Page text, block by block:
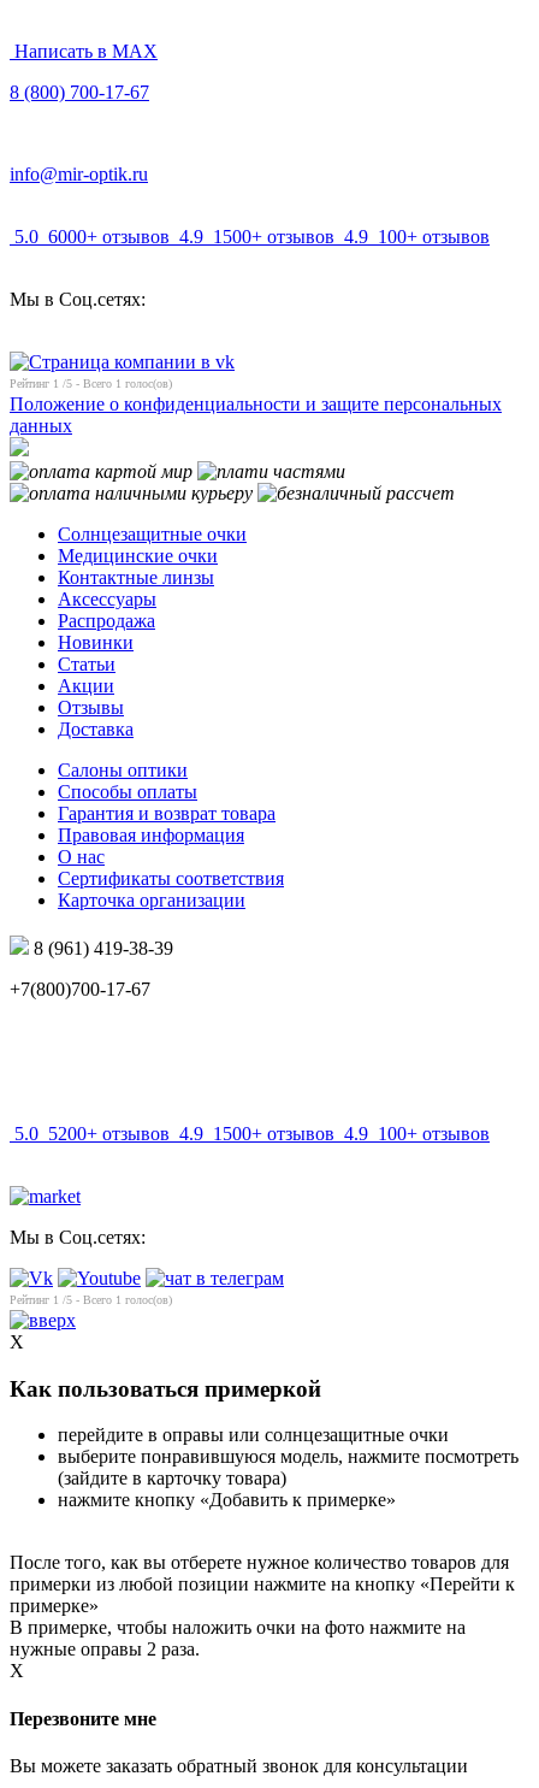
Написать в MAX
8 (800) 700-17-67
info@mir-optik.ru
5.0 6000+ отзывов 4.9 1500+ отзывов 4.9 100+ отзывов
Мы в Соц.сетях:
Рейтинг 1 /5 - Всего 1 голос(ов)
Положение о конфиденциальности и защите персональных
данных
Солнцезащитные очки
Медицинские очки
Контактные линзы
Аксессуары
Распродажа
Новинки
Статьи
Акции
Отзывы
Доставка
Салоны оптики
Способы оплаты
Гарантия и возврат товара
Правовая информация
О нас
Сертификаты соответствия
Карточка организации
8 (961) 419-38-39
+7(800)700-17-67
5.0 5200+ отзывов 4.9 1500+ отзывов 4.9 100+ отзывов
Мы в Соц.сетях:
Рейтинг 1 /5 - Всего 1 голос(ов)
X
Как пользоваться примеркой
перейдите в оправы или солнцезащитные очки
выберите понравившуюся модель, нажмите посмотреть
(зайдите в карточку товара)
нажмите кнопку «Добавить к примерке»
После того, как вы отберете нужное количество товаров для
примерки из любой позиции нажмите на кнопку «Перейти к
примерке»
В примерке, чтобы наложить очки на фото нажмите на
нужные оправы 2 раза.
X
Перезвоните мне
Вы можете заказать обратный звонок для консультации